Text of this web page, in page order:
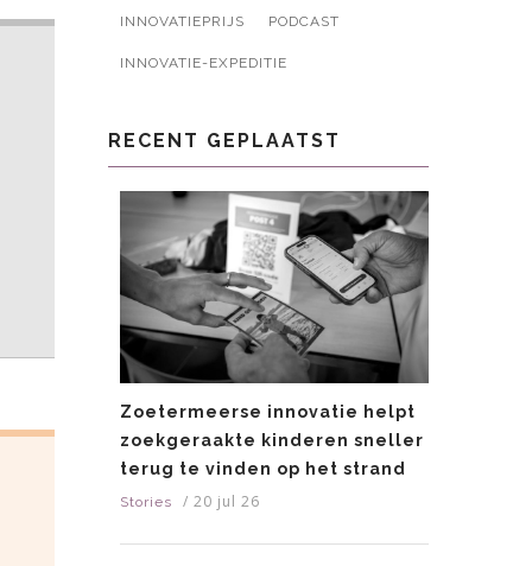
INNOVATIEPRIJS PODCAST
INNOVATIE-EXPEDITIE
RECENT GEPLAATST
Zoetermeerse innovatie helpt
zoekgeraakte kinderen sneller
terug te vinden op het strand
Stories / 20 jul 26